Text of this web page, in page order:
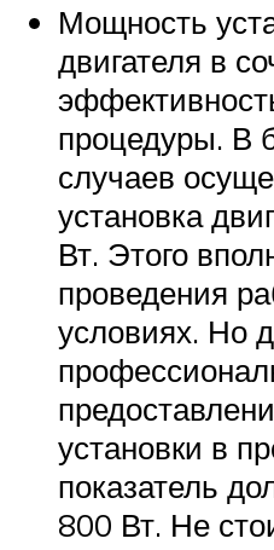
Мощность
двигателя в
процедуры. В
случаев
установка
Вт. Этого
проведения
условиях. Но
установки в
показатель
800 Вт. Не